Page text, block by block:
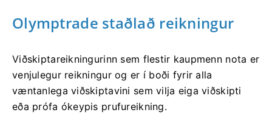
Olymptrade staðlað reikningur
Viðskiptareikningurinn sem flestir kaupmenn nota er
venjulegur reikningur og er í boði fyrir alla
væntanlega viðskiptavini sem vilja eiga viðskipti
eða prófa ókeypis prufureikning.